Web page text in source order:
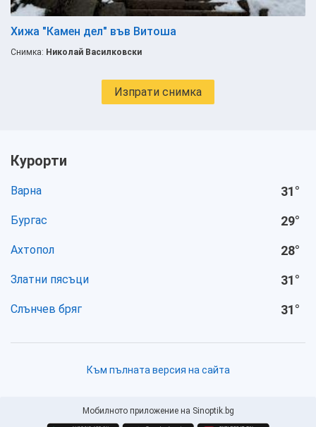
Хижа "Камен дел" във Витоша
Снимка: Николай Василковски
Изпрати снимка
Курорти
Варна 31°
Бургас 29°
Ахтопол 28°
Златни пясъци 31°
Слънчев бряг 31°
Към пълната версия на сайта
Мобилното приложение на Sinoptik.bg